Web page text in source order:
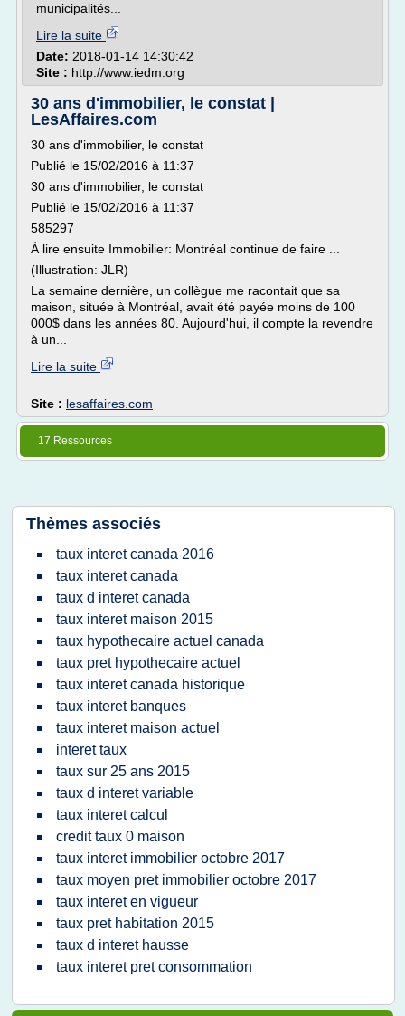
municipalités...
Lire la suite
Date: 2018-01-14 14:30:42
Site : http://www.iedm.org
30 ans d'immobilier, le constat |
LesAffaires.com
30 ans d'immobilier, le constat
Publié le 15/02/2016 à 11:37
30 ans d'immobilier, le constat
Publié le 15/02/2016 à 11:37
585297
À lire ensuite Immobilier: Montréal continue de faire ...
(Illustration: JLR)
La semaine dernière, un collègue me racontait que sa
maison, située à Montréal, avait été payée moins de 100
000$ dans les années 80. Aujourd'hui, il compte la revendre
à un...
Lire la suite
Site : lesaffaires.com
17 Ressources
Thèmes associés
taux interet canada 2016
taux interet canada
taux d interet canada
taux interet maison 2015
taux hypothecaire actuel canada
taux pret hypothecaire actuel
taux interet canada historique
taux interet banques
taux interet maison actuel
interet taux
taux sur 25 ans 2015
taux d interet variable
taux interet calcul
credit taux 0 maison
taux interet immobilier octobre 2017
taux moyen pret immobilier octobre 2017
taux interet en vigueur
taux pret habitation 2015
taux d interet hausse
taux interet pret consommation